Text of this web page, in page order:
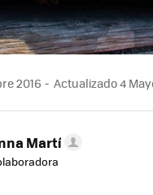
2016 Actualizado 4
Martí